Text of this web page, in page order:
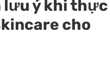
lưu ý khi thực
cho